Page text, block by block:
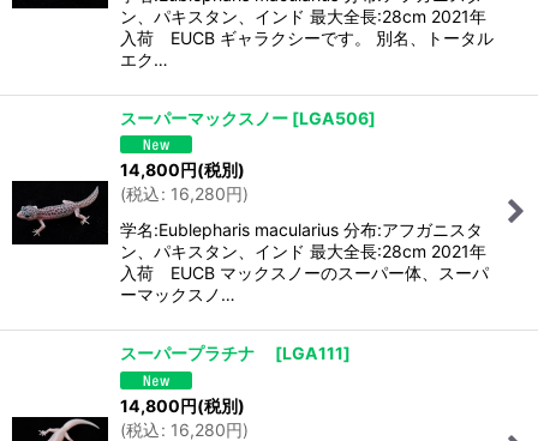
ン、パキスタン、インド 最大全長:28cm 2021年
入荷 EUCB ギャラクシーです。 別名、トータル
エク…
スーパーマックスノー [LGA506]
14,800円(税別)
(税込: 16,280円)
学名:Eublepharis macularius 分布:アフガニスタ
ン、パキスタン、インド 最大全長:28cm 2021年
入荷 EUCB マックスノーのスーパー体、スーパ
ーマックスノ…
スーパープラチナ [LGA111]
14,800円(税別)
(税込: 16,280円)